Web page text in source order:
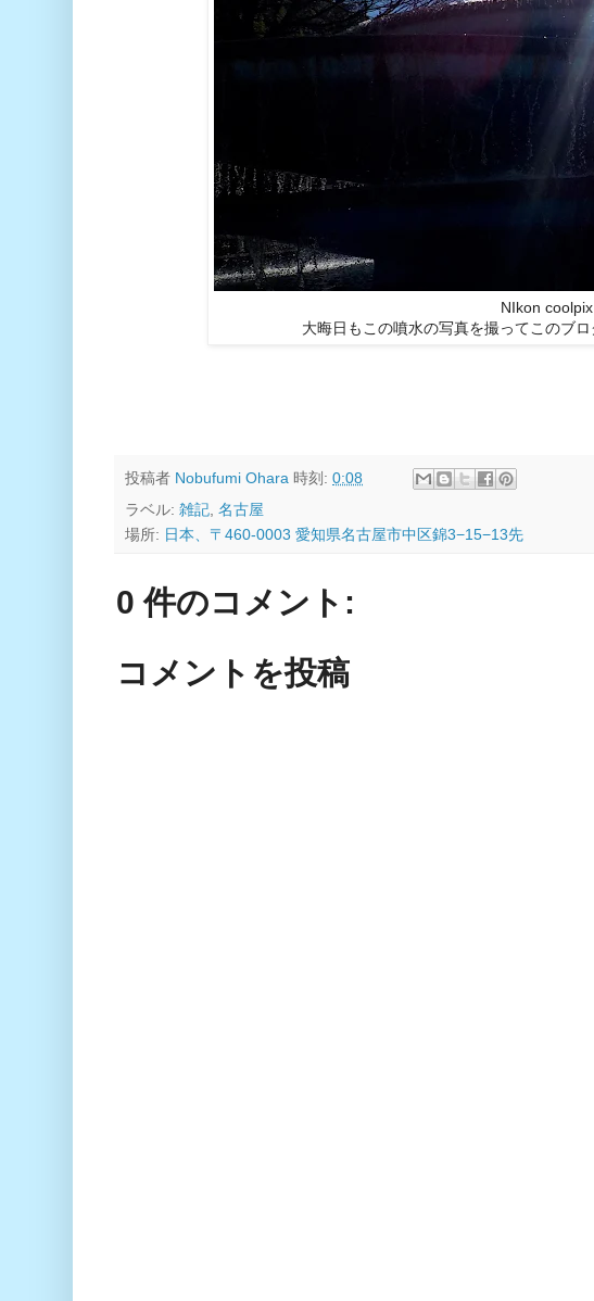
NIkon
大晦日もこの噴水の写真を撮ってこのブ
投稿者 Nobufumi Ohara 時刻: 0:08
ラベル: 雑記, 名古屋
場所: 日本、〒460-0003 愛知県名古屋市中区錦3−15−13先
0 件のコメント:
コメントを投稿